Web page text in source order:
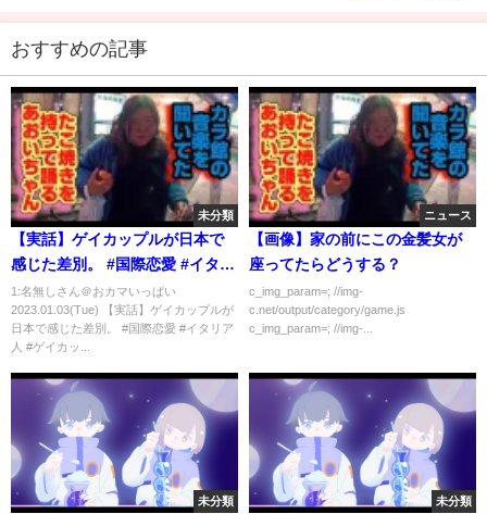
おすすめの記事
未分類
【実話】ゲイカップルが日本で
感じた差別。 #国際恋愛 #イタリ
ア人 #ゲイカップル #ゲイ
#LGBT
1:名無しさん＠おカマいっぱい
2023.01.03(Tue) 【実話】ゲイカップルが
日本で感じた差別。 #国際恋愛 #イタリア
人 #ゲイカッ...
ニュース
【画像】家の前にこの金髪女が
座ってたらどうする？
c_img_param=; //img-
c.net/output/category/game.js
c_img_param=; //img-...
未分類 未分類